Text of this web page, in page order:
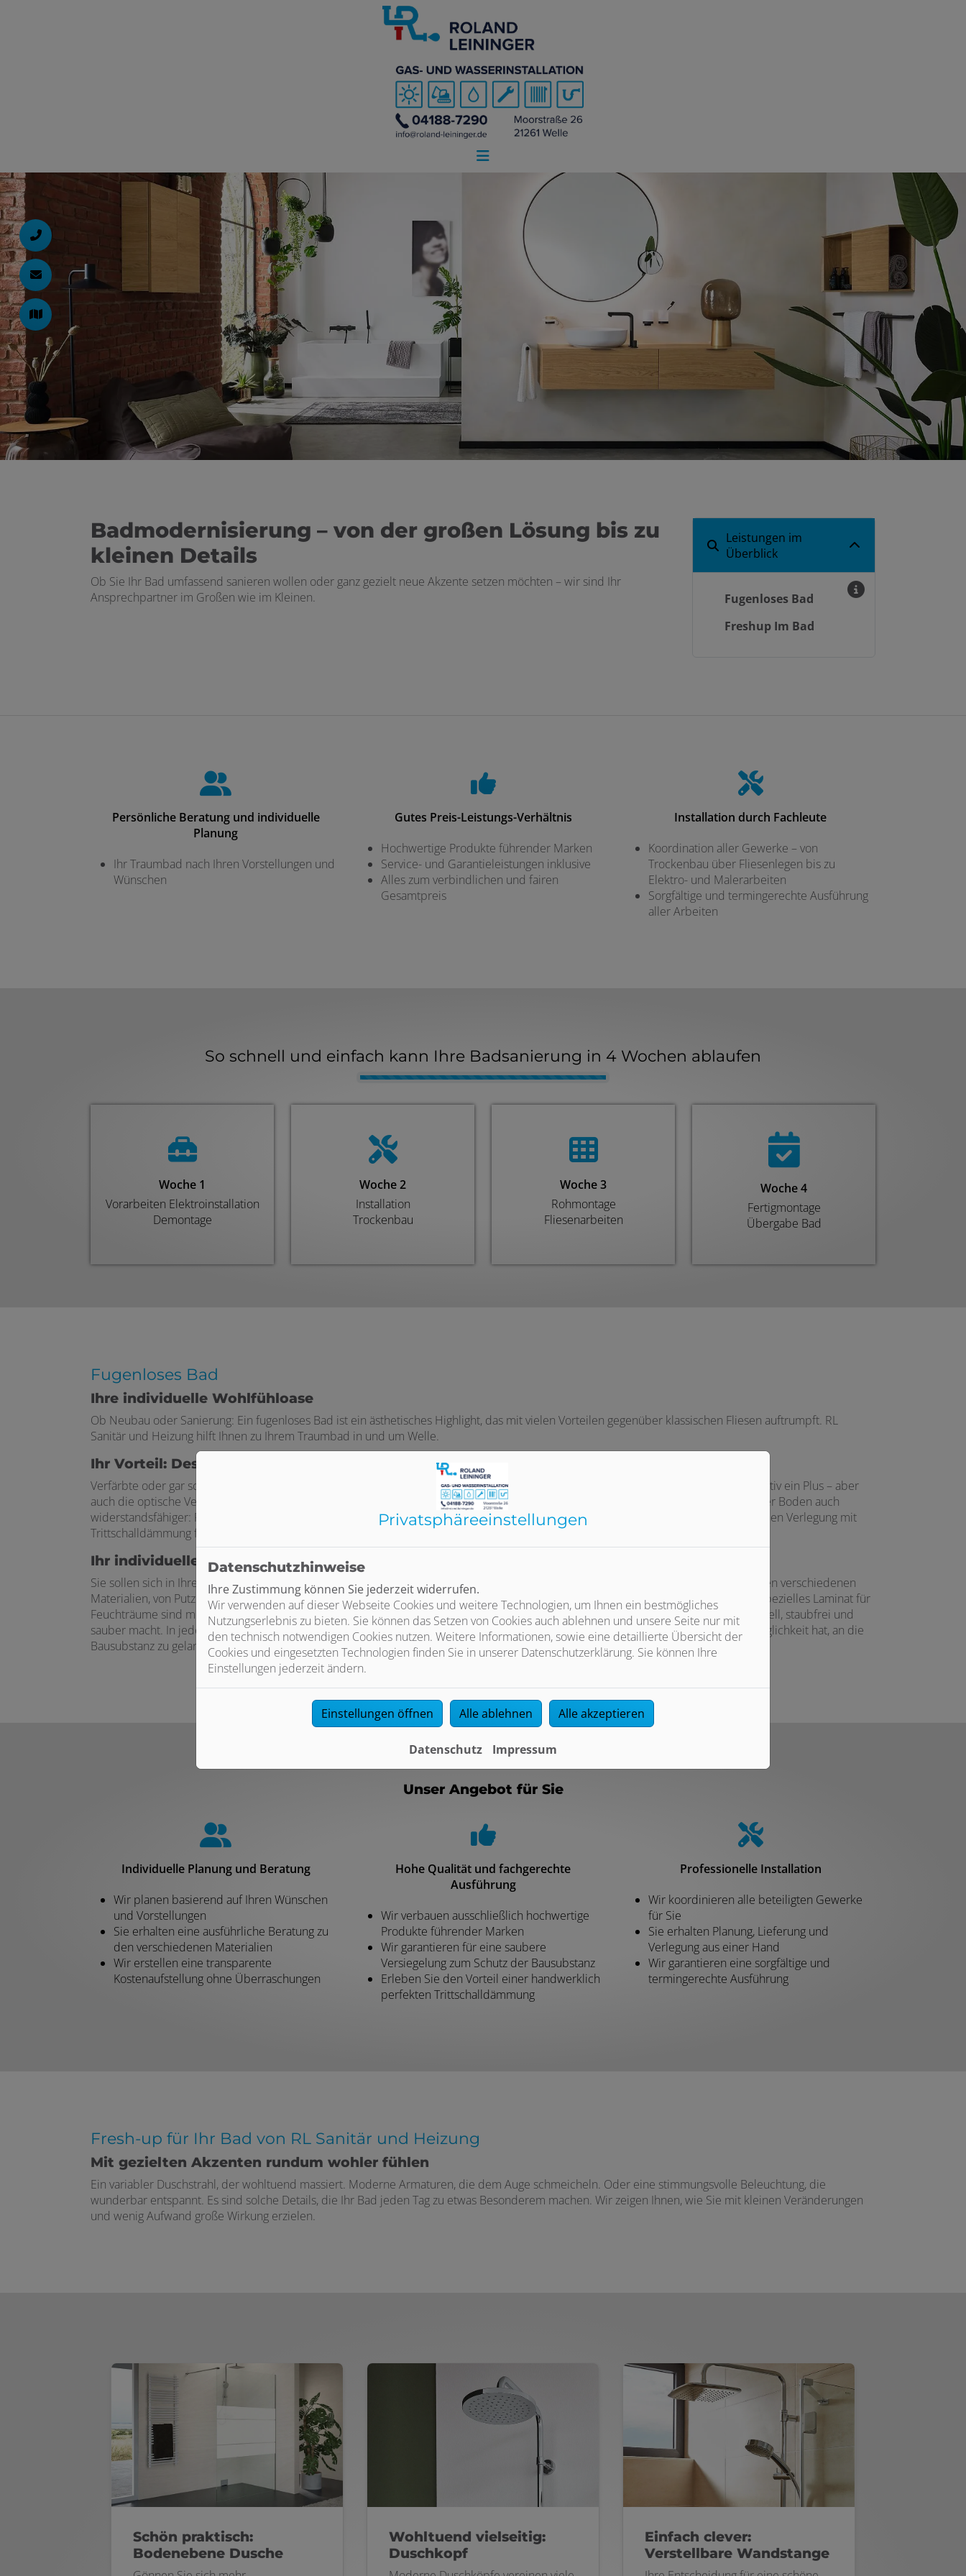
Badmodernisierung – von der großen Lösung bis zu
kleinen Details
Ob Sie Ihr Bad umfassend sanieren wollen oder ganz gezielt neue Akzente setzen möchten – wir sind Ihr
Ansprechpartner im Großen wie im Kleinen.
Leistungen im
Überblick
Fugenloses Bad
Freshup Im Bad
Persönliche Beratung und individuelle
Planung
Ihr Traumbad nach Ihren Vorstellungen und
Wünschen
Gutes Preis-Leistungs-Verhältnis
Hochwertige Produkte führender Marken
Service- und Garantieleistungen inklusive
Alles zum verbindlichen und fairen
Gesamtpreis
Installation durch Fachleute
Koordination aller Gewerke – von
Trockenbau über Fliesenlegen bis zu
Elektro- und Malerarbeiten
Sorgfältige und termingerechte Ausführung
aller Arbeiten
So schnell und einfach kann Ihre Badsanierung in 4 Wochen ablaufen
Counter-Fortschritt von 0
Woche 1
Vorarbeiten Elektroinstallation
Demontage
Woche 2
Installation
Trockenbau
Woche 3
Rohmontage
Fliesenarbeiten
Woche 4
Fertigmontage
Übergabe Bad
Fugenloses Bad
Ihre individuelle Wohlfühloase
Ob Neubau oder Sanierung: Ein fugenloses Bad ist ein ästhetisches Highlight, das mit vielen Vorteilen gegenüber klassischen Fliesen auftrumpft. RL
Sanitär und Heizung hilft Ihnen zu Ihrem Traumbad in und um Welle.
Ihr Vorteil: Design und Funktion vereint
Verfärbte oder gar schimmelnde Fugen gehören mit einem fugenlosen Bad der Vergangenheit an. Eine einfachere Reinigung ist definitiv ein Plus – aber
auch die optische Vergrößerung Ihres Badezimmers durch das fugenlose Design ist ein wichtiger Faktor. Durch die große Fläche ist der Boden auch
widerstandsfähiger: Fällt Ihnen doch einmal etwas aus der Hand, platzt bei kleinen Fliesen gerne eine Ecke ab. Dank der professionellen Verlegung mit
Trittschalldämmung fängt die große Fläche die Krafteinwirkung besser ab und geht nicht so schnell kaputt.
Ihr individuelles Bad
Sie sollen sich in Ihrem Bad wohlfühlen. Deshalb soll es auch so aussehen, wie Sie es sich vorstellen. Wir beraten Sie umfassend zu den verschiedenen
Materialien, von Putz über PVC bis hin zu Feinsteinzeug, und finden gemeinsam mit Ihnen Ihren Traumbelag. Sogar Holzböden oder spezielles Laminat für
Feuchträume sind möglich! Teilweise kann das Material auch über Bestandsböden und -wände verlegt werden, was den Umbau schnell, staubfrei und
sauber macht. In jedem Fall tragen wir Sorge dafür, dass Ihr Wahlbelag richtig verlegt und versiegelt wird, damit das Wasser keine Möglichkeit hat, an die
Bausubstanz zu gelangen.
Unser Angebot für Sie
Individuelle Planung und Beratung
Wir planen basierend auf Ihren Wünschen
und Vorstellungen
Sie erhalten eine ausführliche Beratung zu
den verschiedenen Materialien
Wir erstellen eine transparente
Kostenaufstellung ohne Überraschungen
Hohe Qualität und fachgerechte
Ausführung
Wir verbauen ausschließlich hochwertige
Produkte führender Marken
Wir garantieren für eine saubere
Versiegelung zum Schutz der Bausubstanz
Erleben Sie den Vorteil einer handwerklich
perfekten Trittschalldämmung
Professionelle Installation
Wir koordinieren alle beteiligten Gewerke
für Sie
Sie erhalten Planung, Lieferung und
Verlegung aus einer Hand
Wir garantieren eine sorgfältige und
termingerechte Ausführung
Fresh-up für Ihr Bad von RL Sanitär und Heizung
Mit gezielten Akzenten rundum wohler fühlen
Ein variabler Duschstrahl, der wohltuend massiert. Moderne Armaturen, die dem Auge schmeicheln. Oder eine stimmungsvolle Beleuchtung, die
wunderbar entspannt. Es sind solche Details, die Ihr Bad jeden Tag zu etwas Besonderem machen. Wir zeigen Ihnen, wie Sie mit kleinen Veränderungen
und wenig Aufwand große Wirkung erzielen.
Schön praktisch:
Bodenebene Dusche
Wohltuend vielseitig:
Duschkopf
Einfach clever:
Verstellbare Wandstange
und schließen
Privatsphäre­einstellungen
Datenschutzhinweise
Ihre Zustimmung können Sie jederzeit widerrufen.
Wir verwenden auf dieser Webseite Cookies und weitere Technologien, um Ihnen ein bestmögliches
Nutzungserlebnis zu bieten. Sie können das Setzen von Cookies auch ablehnen und unsere Seite nur mit
den technisch notwendigen Cookies nutzen. Weitere Informationen, sowie eine detaillierte Übersicht der
Cookies und eingesetzten Technologien finden Sie in unserer Datenschutzerklärung. Sie können Ihre
Einstellungen jederzeit ändern.
Einstellungen öffnen Alle ablehnen Alle akzeptieren
Datenschutz Impressum